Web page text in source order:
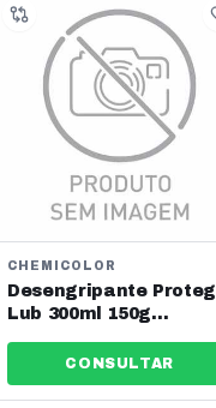
CHEMICOLOR
Desengripante Proteg
Lub 300ml 150g
5510047CONSULTAR